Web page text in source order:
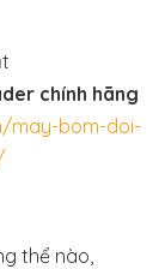
chính hãng
may-bom-doi-
thể nào,